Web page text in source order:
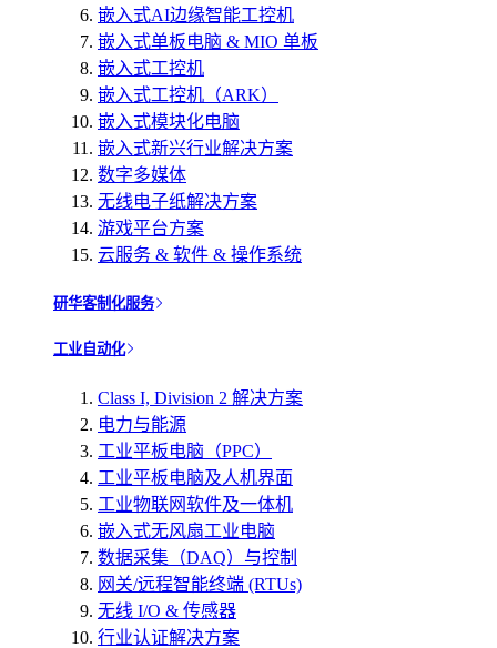
嵌入式AI边缘智能工控机
嵌入式单板电脑 & MIO 单板
嵌入式工控机
嵌入式工控机（ARK）
嵌入式模块化电脑
嵌入式新兴行业解决方案
数字多媒体
无线电子纸解决方案
游戏平台方案
云服务 & 软件 & 操作系统
研华客制化服务
工业自动化
Class I, Division 2 解决方案
电力与能源
工业平板电脑（PPC）
工业平板电脑及人机界面
工业物联网软件及一体机
嵌入式无风扇工业电脑
数据采集（DAQ）与控制
网关/远程智能终端 (RTUs)
无线 I/O & 传感器
行业认证解决方案